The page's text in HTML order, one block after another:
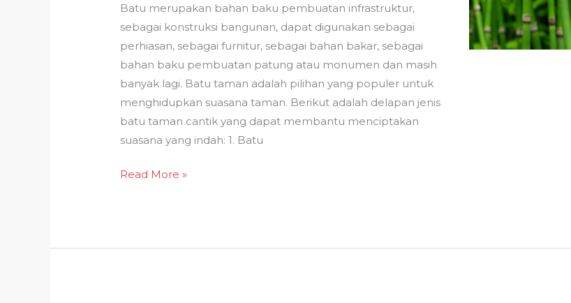
Batu merupakan bahan baku pembuatan infrastruktur,
sebagai konstruksi bangunan, dapat digunakan sebagai
perhiasan, sebagai furnitur, sebagai bahan bakar, sebagai
bahan baku pembuatan patung atau monumen dan masih
banyak lagi. Batu taman adalah pilihan yang populer untuk
menghidupkan suasana taman. Berikut adalah delapan jenis
batu taman cantik yang dapat membantu menciptakan
suasana yang indah: 1. Batu
Jenis
Batu
Taman
Cantik
Ini!
Read More »